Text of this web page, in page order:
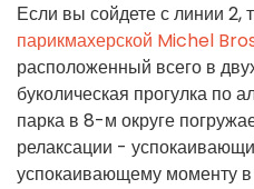
Если вы сойдете с линии 2,
парикмахерской Michel
расположенный всего в
буколическая прогулка по
парка в 8-м округе
релаксации -
успокаивающему моменту в